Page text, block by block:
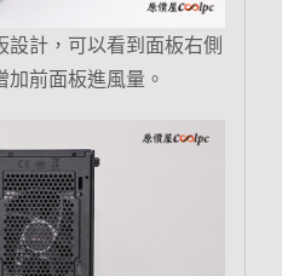
計，可以看到面板右側
前面板進風量。